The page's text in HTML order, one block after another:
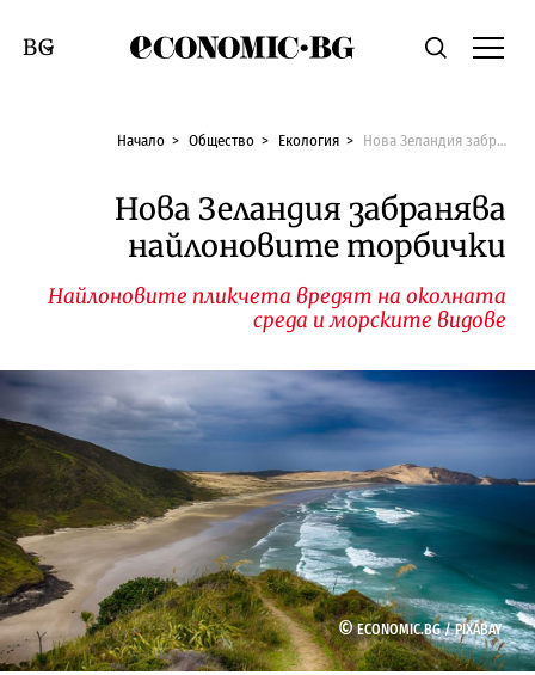
Economic.bgТърсене
Смяна на език
Начало Общество Екология Нова Зеландия забранява найлоновите торбички
Нова Зеландия забранява
найлоновите торбички
Найлоновите пликчета вредят на околната
среда и морските видове
©ECONOMIC.BG /PIXABAY